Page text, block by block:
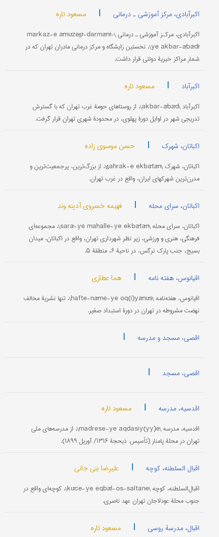
اکبرآبادی، مرکز آموزشی ـ درمانی | مسعود تاره
اکبرآبادی، مرکـز آموزشی ـ درمانی \markaz-e āmūzešī-darmānī-
ye akbar-ābādī\، نخستین زایشگاه و مرکز درمانی مادران تهران که در
شمار مراکز خیریۀ دولتی قرار داشت.
اکبرآباد | مسعود تاره
اکبرآباد \akbar-ābād\، از روستاهای حومۀ غرب تهران که با گسترش
تدریجی شهر در اوایل دورۀ پهلوی، در محدودۀ شهری تهران قرار گرفت.
اکباتان، شهرک | حسن موسوی زاده
اکباتان، شهرک \šahrak-e ekbātān\، از بزرگ‌ترین، پرجمعیت‌ترین و
مدرن‌ترین شهرکهای ایران، واقع در غرب تهران.
اکباتان، سرای محله | فهیمه خسروی آدینه وند
اکباتان، سرای محله \sarā-ye mahalle-ye ekbātān\، مجموعه‌ای
فرهنگی، هنری و ورزشی، زیر نظر شهرداری تهران، واقع در اکباتان، میدان
بسیج، جنب پارک نرگس، در ناحیۀ ۶، منطقۀ ۵.
اقیانوس، هفته نامه | هما عطاری
اقیانوس، هفته‌نامه \hafte-nāme-ye oq(i)yānūs\، تنها نشریۀ مخالف
نهضت مشروطه در تهران در دورۀ استبداد صغیر.
اقصی، مسجد و مدرسه |
اقصی، مسجد |
اقدسیه، مدرسه | مسعود تاره
اقدسیه، مدرسه \madrese-ye aqdasiy(yy)e\، از مدرسه‌های ملی
تهران در محلۀ پامنار (تأسیس: ذیحجۀ ۱۳۱۶/ آوریل ۱۸۹۹).
اقبال السلطنه، کوچه | علیرضا بنی جانی
اقبال‌السلطنه، کوچه \kūče-ye eqbāl-os-saltane\، کوچه‌ای واقع در
جنوب محلۀ عودلاجان تهران عهد ناصری.
اقبال، مدرسۀ روسی | مسعود تاره